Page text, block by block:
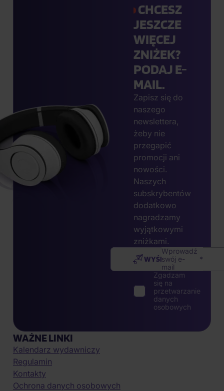
CHCESZ
JESZCZE
WIĘCEJ
ZNIŻEK?
PODAJ E-
MAIL.
Zapisz się do
naszego
newslettera,
żeby nie
przegapić
promocji ani
nowości.
Naszych
subskrybentów
dodatkowo
nagradzamy
wyjątkowymi
zniżkami.
Wprowadź
swój e-
mail
WYŚLIJ
Zgadzam
się na
przetwarzanie
danych
osobowych
WAŻNE LINKI
Kalendarz wydawniczy
Regulamin
Kontakty
Ochrona danych osobowych